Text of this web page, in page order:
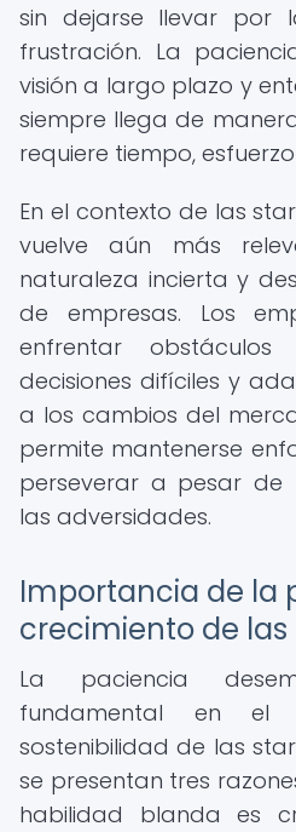
sin dejarse llevar por
frustración. La
visión a largo plazo y
siempre llega de
requiere tiempo,
En el contexto de las
vuelve aún más
naturaleza incierta y
de empresas. Los
enfrentar obstáculos
decisiones difíciles y
a los cambios del
permite mantenerse
perseverar a pesar de
las adversidades.
Importancia de la
crecimiento de
La paciencia
fundamental en el
sostenibilidad de las
se presentan tres
habilidad blanda es